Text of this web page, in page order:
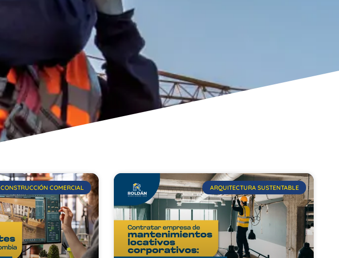
CONSTRUCCIÓN COMERCIAL ARQUITECTURA SUSTENTABLE